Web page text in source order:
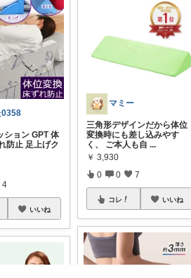
0358
ション GPT 体
防止 足上げク
4
いいね
マミー
三角形デザインだから体位
変換時にも差し込みやす
く、 ご本人も自 ...
￥ 3,930
0 0 7
コレ いいね